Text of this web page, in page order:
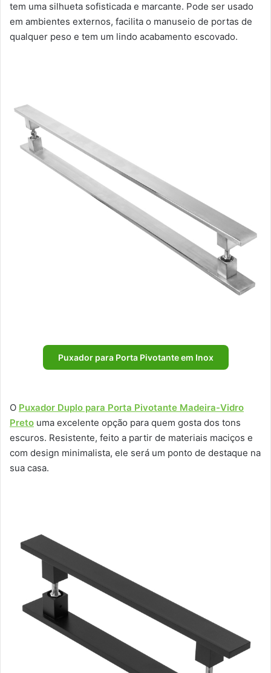
tem uma silhueta sofisticada e marcante. Pode ser usado
em ambientes externos, facilita o manuseio de portas de
qualquer peso e tem um lindo acabamento escovado.
Puxador para Porta Pivotante em Inox
O Puxador Duplo para Porta Pivotante Madeira-Vidro
Preto uma excelente opção para quem gosta dos tons
escuros. Resistente, feito a partir de materiais maciços e
com design minimalista, ele será um ponto de destaque na
sua casa.